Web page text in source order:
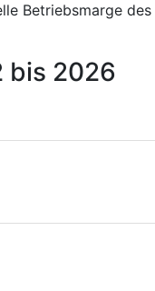
Betriebsmarge des
bis 2026